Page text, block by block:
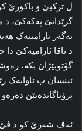
ل ترکیێ و باکورێ
گرێدایێ پەکەکێ، د
ئه‌گه‌ر ئارامییه‌ک
د ناڤا ئارامیه‌کێ
گۆتوبێژان بکه‌،
ئینسان ب ئاوایه‌ک
پرۆپاگانده‌یێن
ئه‌ڤ شه‌رێ کو د ڤێ